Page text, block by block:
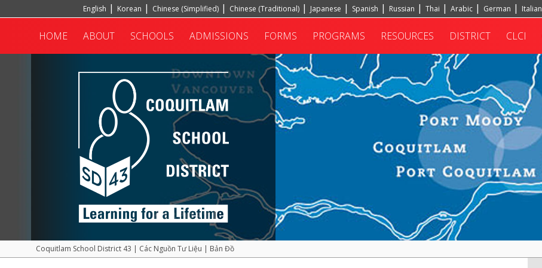
English Korean Chinese (Simplified) Chinese (Traditional) Japanese Spanish Russian Thai Arabic German Italian
HOME ABOUT SCHOOLS ADMISSIONS FORMS PROGRAMS RESOURCES DISTRICT CLCI
Coquitlam School District 43 | Các Nguồn Tư Liệu | Bản Đồ